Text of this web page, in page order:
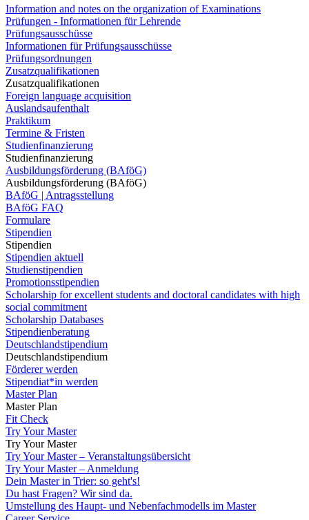
Information and notes on the organization of Examinations
Prüfungen - Informationen für Lehrende
Prüfungsausschüsse
Informationen für Prüfungsausschüsse
Prüfungsordnungen
Zusatzqualifikationen
Zusatzqualifikationen
Foreign language acquisition
Auslandsaufenthalt
Praktikum
Termine & Fristen
Studienfinanzierung
Studienfinanzierung
Ausbildungsförderung (BAföG)
Ausbildungsförderung (BAföG)
BAföG | Antragsstellung
BAföG FAQ
Formulare
Stipendien
Stipendien
Stipendien aktuell
Studienstipendien
Promotionsstipendien
Scholarship for excellent students and doctoral candidates with high
social commitment
Scholarship Databases
Stipendienberatung
Deutschlandstipendium
Deutschlandstipendium
Förderer werden
Stipendiat*in werden
Master Plan
Master Plan
Fit Check
Try Your Master
Try Your Master
Try Your Master – Veranstaltungsübersicht
Try Your Master – Anmeldung
Dein Master in Trier: so geht's!
Du hast Fragen? Wir sind da.
Umstellung des Haupt- und Nebenfachmodells im Master